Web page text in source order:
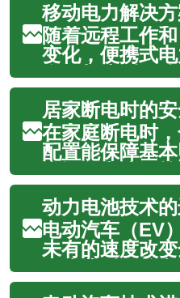
随着远程工作
变化，便携式
个人与小型团
和生活舒适的
绍移动电力系
用场景、运行
供现实的成本
帮助读者在不
更可靠的选...
在家庭断电时
配置能保障基
疗设备和冰箱
运行。本文从
选配、便携性与
与储能的协同
的实用做法，
权衡几个方面
庭的实用建...
动力电池技术
电动汽车（EV
未有的速度改
而这背后最核
是动力电池技